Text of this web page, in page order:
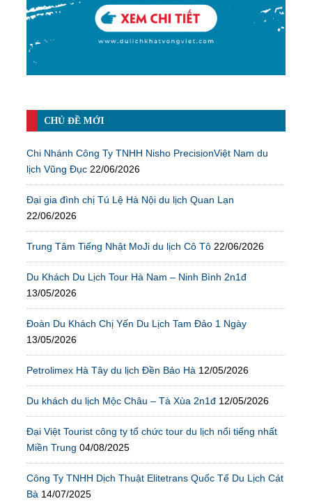
CHỦ ĐỀ MỚI
Chi Nhánh Công Ty TNHH Nisho PrecisionViệt Nam du
lịch Vũng Đục 22/06/2026
Đại gia đình chị Tú Lệ Hà Nội du lịch Quan Lạn
22/06/2026
Trung Tâm Tiếng Nhật MoJi du lịch Cô Tô 22/06/2026
Du Khách Du Lịch Tour Hà Nam – Ninh Bình 2n1đ
13/05/2026
Đoàn Du Khách Chị Yến Du Lịch Tam Đảo 1 Ngày
13/05/2026
Petrolimex Hà Tây du lịch Đền Bảo Hà 12/05/2026
Du khách du lịch Mộc Châu – Tà Xùa 2n1đ 12/05/2026
Đại Việt Tourist công ty tổ chức tour du lịch nổi tiếng nhất
Miền Trung 04/08/2025
Công Ty TNHH Dịch Thuật Elitetrans Quốc Tế Du Lịch Cát
Bà 14/07/2025